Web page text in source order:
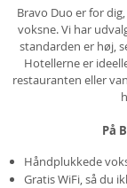
Bravo Duo er for
voksne. Vi har
standarden er høj,
Hotellerne er
restauranten eller
På
Håndplukkede
Gratis WiFi, så du